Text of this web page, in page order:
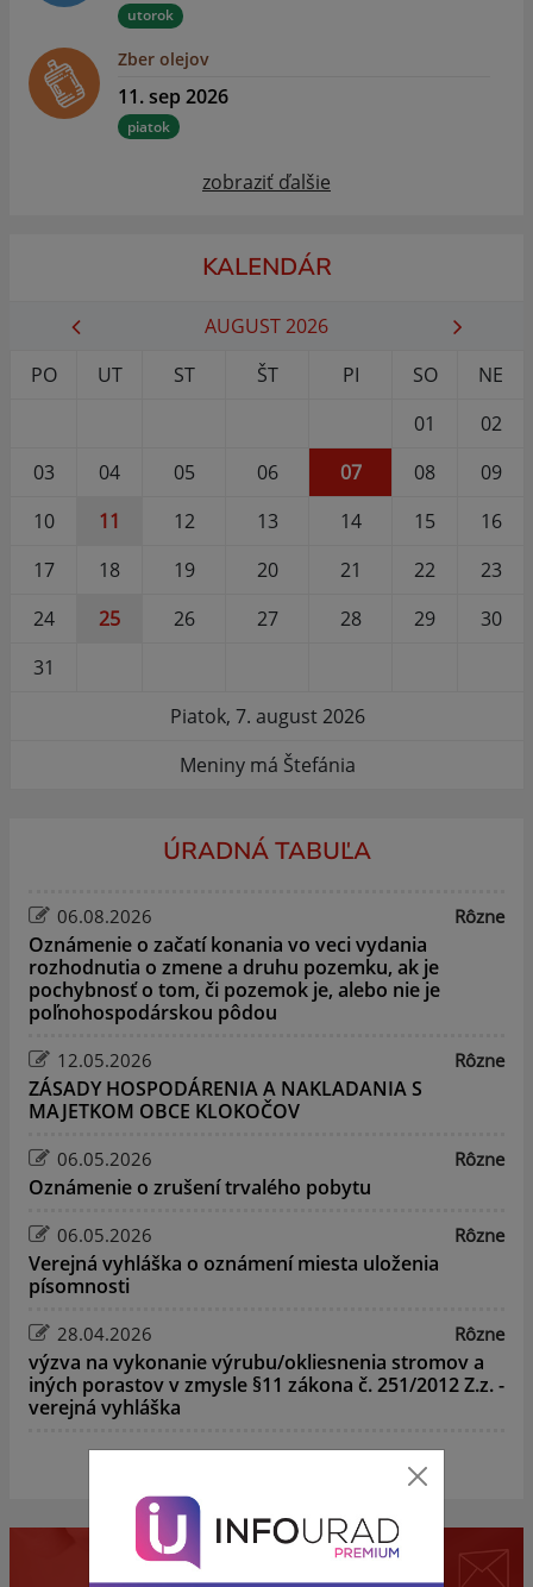
utorok
Zber olejov
11. sep 2026
piatok
zobraziť ďalšie
KALENDÁR
AUGUST 2026
PO
UT ST ŠT PI SO
NE
01
02
03
04 05 06 07 08
09
10
11 12 13 14 15
16
17
18 19 20 21 22
23
24
25 26 27 28 29
30
31
Piatok, 7. august 2026
Meniny má Štefánia
ÚRADNÁ TABUĽA
06.08.2026 Rôzne
Oznámenie o začatí konania vo veci vydania
rozhodnutia o zmene a druhu pozemku, ak je
pochybnosť o tom, či pozemok je, alebo nie je
poľnohospodárskou pôdou
12.05.2026 Rôzne
ZÁSADY HOSPODÁRENIA A NAKLADANIA S
MAJETKOM OBCE KLOKOČOV
06.05.2026 Rôzne
Oznámenie o zrušení trvalého pobytu
06.05.2026 Rôzne
Verejná vyhláška o oznámení miesta uloženia
písomnosti
28.04.2026 Rôzne
výzva na vykonanie výrubu/okliesnenia stromov a
iných porastov v zmysle §11 zákona č. 251/2012 Z.z. -
verejná vyhláška